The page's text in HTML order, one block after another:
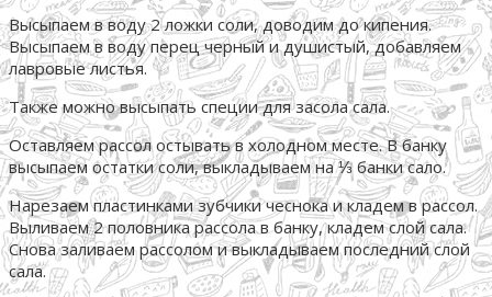
Высыпаем в воду 2 ложки соли, доводим до кипения.
Высыпаем в воду перец черный и душистый, добавляем
лавровые листья.
Также можно высыпать специи для засола сала.
Оставляем рассол остывать в холодном месте. В банку
высыпаем остатки соли, выкладываем на ⅓ банки сало.
Нарезаем пластинками зубчики чеснока и кладем в рассол.
Выливаем 2 половника рассола в банку, кладем слой сала.
Снова заливаем рассолом и выкладываем последний слой
сала.